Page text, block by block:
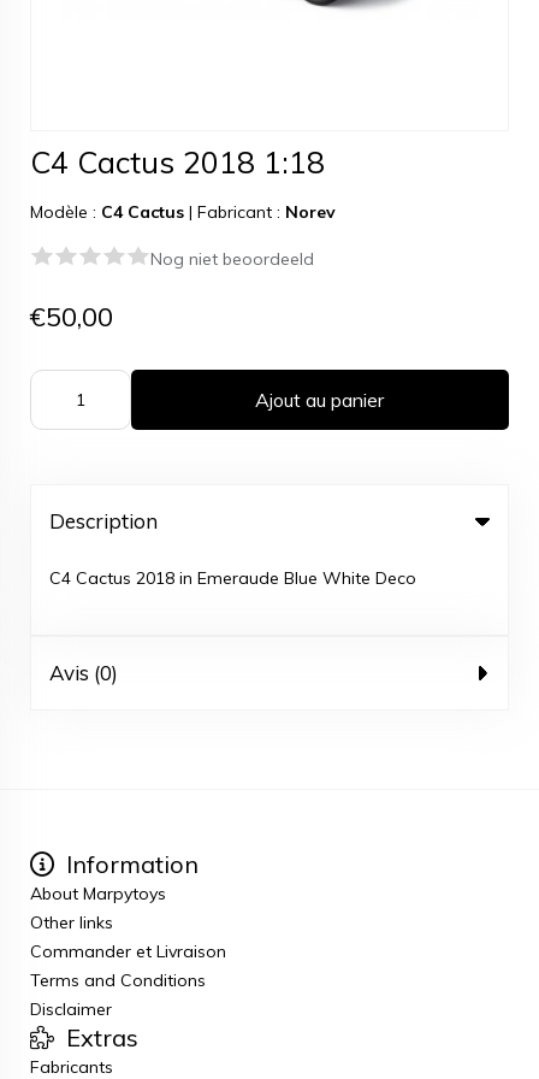
C4 Cactus 2018 1:18
Modèle : C4 Cactus | Fabricant : Norev
Nog niet beoordeeld
€50,00
Ajout au panier
Description
C4 Cactus 2018 in Emeraude Blue White Deco
Avis (0)
Information
About Marpytoys
Other links
Commander et Livraison
Terms and Conditions
Disclaimer
Extras
Fabricants